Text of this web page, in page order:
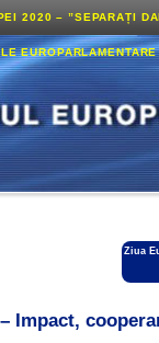
2020 – ”SEPARAȚI
Ziua
Impact,